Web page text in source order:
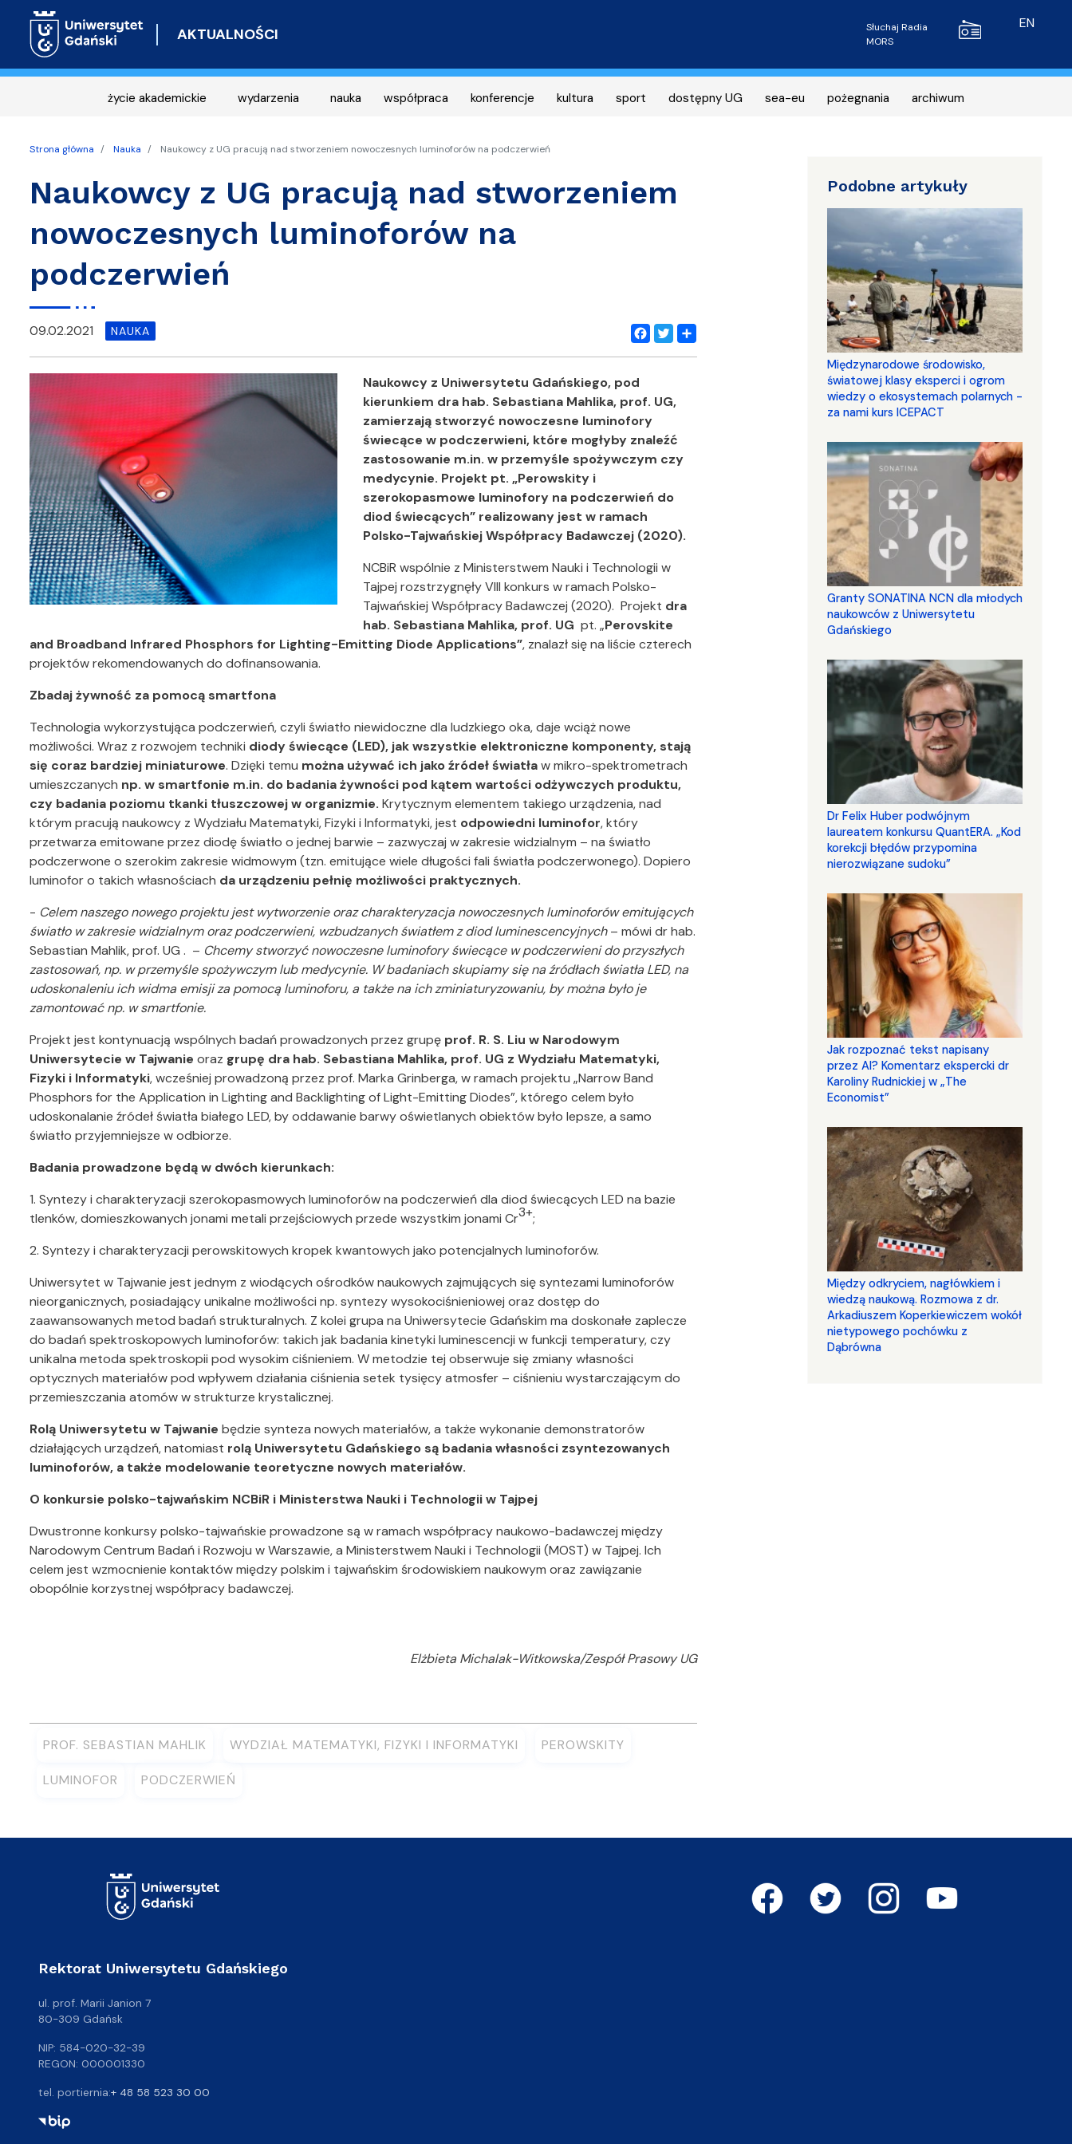
AKTUALNOŚCI Radio MORS
Słuchaj Radia
MORS
EN
życie akademickie wydarzenia nauka współpraca konferencje kultura sport dostępny UG sea-eu pożegnania archiwum
Strona główna Nauka Naukowcy z UG pracują nad stworzeniem nowoczesnych luminoforów na podczerwień
Naukowcy z UG pracują nad stworzeniem
nowoczesnych luminoforów na
podczerwień
Facebook
Twitter
Share
09.02.2021 NAUKA
Naukowcy z Uniwersytetu Gdańskiego, pod
kierunkiem dra hab. Sebastiana Mahlika, prof. UG,
zamierzają stworzyć nowoczesne luminofory
świecące w podczerwieni, które mogłyby znaleźć
zastosowanie m.in. w przemyśle spożywczym czy
medycynie. Projekt pt. „Perowskity i
szerokopasmowe luminofory na podczerwień do
diod świecących” realizowany jest w ramach
Polsko-Tajwańskiej Współpracy Badawczej (2020).
NCBiR wspólnie z Ministerstwem Nauki i Technologii w
Tajpej rozstrzygnęły VIII konkurs w ramach Polsko-
Tajwańskiej Współpracy Badawczej (2020). Projekt dra
hab. Sebastiana Mahlika, prof. UG pt. „Perovskite
and Broadband Infrared Phosphors for Lighting-Emitting Diode Applications”, znalazł się na liście czterech
projektów rekomendowanych do dofinansowania.
Zbadaj żywność za pomocą smartfona
Technologia wykorzystująca podczerwień, czyli światło niewidoczne dla ludzkiego oka, daje wciąż nowe
możliwości. Wraz z rozwojem techniki diody świecące (LED), jak wszystkie elektroniczne komponenty, stają
się coraz bardziej miniaturowe. Dzięki temu można używać ich jako źródeł światław mikro-spektrometrach
umieszczanych np. w smartfonie m.in. do badania żywności pod kątem wartości odżywczych produktu,
czy badania poziomu tkanki tłuszczowej w organizmie. Krytycznym elementem takiego urządzenia, nad
którym pracują naukowcy z Wydziału Matematyki, Fizyki i Informatyki, jest odpowiedni luminofor, który
przetwarza emitowane przez diodę światło o jednej barwie – zazwyczaj w zakresie widzialnym – na światło
podczerwone o szerokim zakresie widmowym (tzn. emitujące wiele długości fali światła podczerwonego). Dopiero
luminofor o takich własnościach da urządzeniu pełnię możliwości praktycznych.
- Celem naszego nowego projektu jest wytworzenie oraz charakteryzacja nowoczesnych luminoforów emitujących
światło w zakresie widzialnym oraz podczerwieni, wzbudzanych światłem z diod luminescencyjnych– mówi dr hab.
Sebastian Mahlik, prof. UG . – Chcemy stworzyć nowoczesne luminofory świecące w podczerwieni do przyszłych
zastosowań, np. w przemyśle spożywczym lub medycynie. W badaniach skupiamy się na źródłach światła LED, na
udoskonaleniu ich widma emisji za pomocą luminoforu, a także na ich zminiaturyzowaniu, by można było je
zamontować np. w smartfonie.
Projekt jest kontynuacją wspólnych badań prowadzonych przez grupę prof. R. S. Liu w Narodowym
Uniwersytecie w Tajwanie oraz grupę dra hab. Sebastiana Mahlika, prof. UG z Wydziału Matematyki,
Fizyki i Informatyki, wcześniej prowadzoną przez prof. Marka Grinberga, w ramach projektu „Narrow Band
Phosphors for the Application in Lighting and Backlighting of Light-Emitting Diodes”, którego celem było
udoskonalanie źródeł światła białego LED, by oddawanie barwy oświetlanych obiektów było lepsze, a samo
światło przyjemniejsze w odbiorze.
Badania prowadzone będą w dwóch kierunkach:
1. Syntezy i charakteryzacji szerokopasmowych luminoforów na podczerwień dla diod świecących LED na bazie
tlenków, domieszkowanych jonami metali przejściowych przede wszystkim jonami Cr3+;
2. Syntezy i charakteryzacji perowskitowych kropek kwantowych jako potencjalnych luminoforów.
Uniwersytet w Tajwanie jest jednym z wiodących ośrodków naukowych zajmujących się syntezami luminoforów
nieorganicznych, posiadający unikalne możliwości np. syntezy wysokociśnieniowej oraz dostęp do
zaawansowanych metod badań strukturalnych. Z kolei grupa na Uniwersytecie Gdańskim ma doskonałe zaplecze
do badań spektroskopowych luminoforów: takich jak badania kinetyki luminescencji w funkcji temperatury, czy
unikalna metoda spektroskopii pod wysokim ciśnieniem. W metodzie tej obserwuje się zmiany własności
optycznych materiałów pod wpływem działania ciśnienia setek tysięcy atmosfer – ciśnieniu wystarczającym do
przemieszczania atomów w strukturze krystalicznej.
Rolą Uniwersytetu w Tajwanie będzie synteza nowych materiałów, a także wykonanie demonstratorów
działających urządzeń, natomiast rolą Uniwersytetu Gdańskiego są badania własności zsyntezowanych
luminoforów, a także modelowanie teoretyczne nowych materiałów.
O konkursie polsko-tajwańskim NCBiR i Ministerstwa Nauki i Technologii w Tajpej
Dwustronne konkursy polsko-tajwańskie prowadzone są w ramach współpracy naukowo-badawczej między
Narodowym Centrum Badań i Rozwoju w Warszawie, a Ministerstwem Nauki i Technologii (MOST) w Tajpej. Ich
celem jest wzmocnienie kontaktów między polskim i tajwańskim środowiskiem naukowym oraz zawiązanie
obopólnie korzystnej współpracy badawczej.
Elżbieta Michalak-Witkowska/Zespół Prasowy UG
PROF. SEBASTIAN MAHLIK WYDZIAŁ MATEMATYKI, FIZYKI I INFORMATYKI PEROWSKITY
LUMINOFOR PODCZERWIEŃ
Podobne artykuły
Międzynarodowe środowisko,
światowej klasy eksperci i ogrom
wiedzy o ekosystemach polarnych -
za nami kurs ICEPACT
Granty SONATINA NCN dla młodych
naukowców z Uniwersytetu
Gdańskiego
Dr Felix Huber podwójnym
laureatem konkursu QuantERA. „Kod
korekcji błędów przypomina
nierozwiązane sudoku”
Jak rozpoznać tekst napisany
przez AI? Komentarz ekspercki dr
Karoliny Rudnickiej w „The
Economist”
Między odkryciem, nagłówkiem i
wiedzą naukową. Rozmowa z dr.
Arkadiuszem Koperkiewiczem wokół
nietypowego pochówku z
Dąbrówna
Rektorat Uniwersytetu Gdańskiego
ul. prof. Marii Janion 7
80-309 Gdańsk
NIP: 584-020-32-39
REGON: 000001330
tel. portiernia:+ 48 58 523 30 00